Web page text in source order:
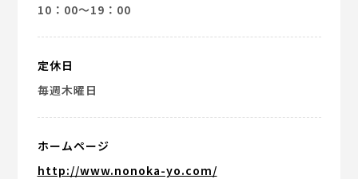
10：00～19：00
定休日
毎週木曜日
ホームページ
http://www.nonoka-yo.com/